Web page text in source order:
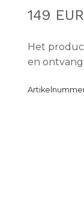
149 EUR
Het
en ontvang